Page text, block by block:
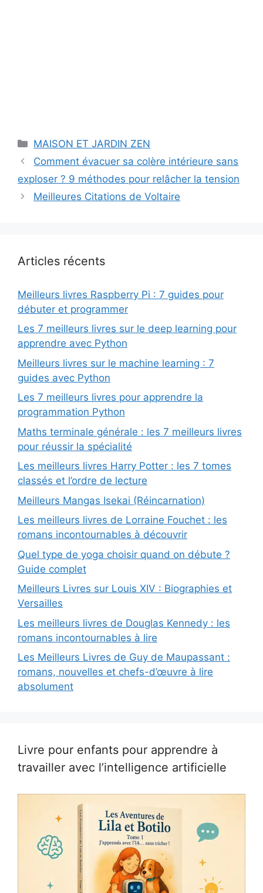
Catégories
MAISON ET JARDIN ZEN
Comment évacuer sa colère intérieure sans
exploser ? 9 méthodes pour relâcher la tension
Meilleures Citations de Voltaire
Articles récents
Meilleurs livres Raspberry Pi : 7 guides pour
débuter et programmer
Les 7 meilleurs livres sur le deep learning pour
apprendre avec Python
Meilleurs livres sur le machine learning : 7
guides avec Python
Les 7 meilleurs livres pour apprendre la
programmation Python
Maths terminale générale : les 7 meilleurs livres
pour réussir la spécialité
Les meilleurs livres Harry Potter : les 7 tomes
classés et l’ordre de lecture
Meilleurs Mangas Isekai (Réincarnation)
Les meilleurs livres de Lorraine Fouchet : les
romans incontournables à découvrir
Quel type de yoga choisir quand on débute ?
Guide complet
Meilleurs Livres sur Louis XIV : Biographies et
Versailles
Les meilleurs livres de Douglas Kennedy : les
romans incontournables à lire
Les Meilleurs Livres de Guy de Maupassant :
romans, nouvelles et chefs-d’œuvre à lire
absolument
Livre pour enfants pour apprendre à
travailler avec l’intelligence artificielle